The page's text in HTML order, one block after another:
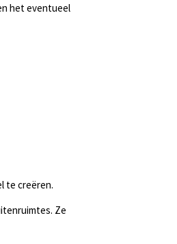
het eventueel
te creëren.
Ze